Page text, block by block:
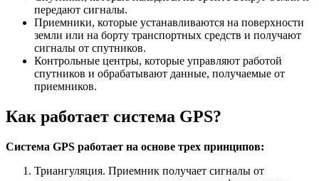
передают сигналы.
Приемники, которые устанавливаются на поверхности
земли или на борту транспортных средств и получают
сигналы от спутников.
Контрольные центры, которые управляют работой
спутников и обрабатывают данные, получаемые от
приемников.
Как работает система GPS?
Система GPS работает на основе трех принципов:
Триангуляция. Приемник получает сигналы от